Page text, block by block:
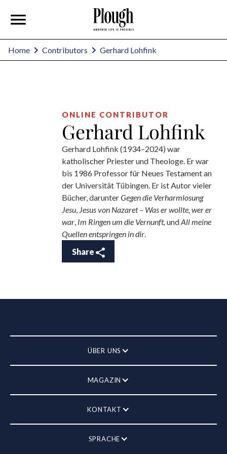
Home Contributors Gerhard Lohfink
ONLINE CONTRIBUTOR
Gerhard Lohfink
Gerhard Lohfink (1934–2024) war
katholischer Priester und Theologe. Er war
bis 1986 Professor für Neues Testament an
der Universität Tübingen. Er ist Autor vieler
Bücher, darunterGegen die Verharmlosung
Jesu, Jesus von Nazaret – Was er wollte, wer er
war, Im Ringen um die Vernunft, undAll meine
Quellen entspringen in dir.
Share
ÜBER UNS
MAGAZIN
KONTAKT
SPRACHE